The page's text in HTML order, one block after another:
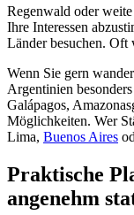
Regenwald oder
Ihre Interessen
Länder besuchen. Oft
Wenn Sie gern
Argentinien
Galápagos,
Möglichkeiten. Wer
Lima, Buenos Aires
Praktische
angenehm